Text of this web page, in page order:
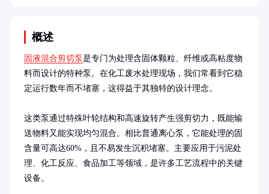
概述
固液混合剪切泵是专门为处理含固体颗粒、纤维或高粘度物
料而设计的特种泵。在化工废水处理现场，我们常看到它稳
定运行数年而不堵塞，这得益于其独特的设计理念。
这类泵通过特殊叶轮结构和高速旋转产生强剪切力，既能输
送物料又能实现均匀混合。相比普通离心泵，它能处理的固
含量可高达60%，且不易发生沉积堵塞。主要应用于污泥处
理、化工反应、食品加工等领域，是许多工艺流程中的关键
设备。